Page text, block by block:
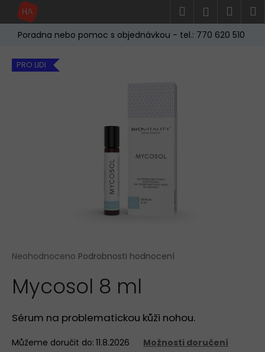
Přejít
obsah
Hledat
košík
Poradna nebo pomoc s objednávkou - tel.: 770 620 510
Průměrné
produktu
je
z
5
Neohodnoceno Podrobnosti hodnocení
Mycosol 8 ml
Sérum na problematickou kůži nohou.
Můžeme doručit do: 11.8.2026
Možnosti doručení
PRO LIDI
o Zpět
Zpět
C
e
n
a
j
í
t
?